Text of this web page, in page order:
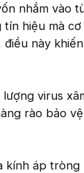
nhắm vào
hiệu mà
này
virus
rào bảo
kính áp